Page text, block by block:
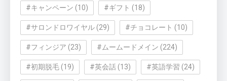
#キャンペーン (10) #ギフト (18)
#サロンドロワイヤル (29) #チョコレート (10)
#フィンジア (23) #ムームードメイン (224)
#初期脱毛 (19) #英会話 (13) #英語学習 (24)